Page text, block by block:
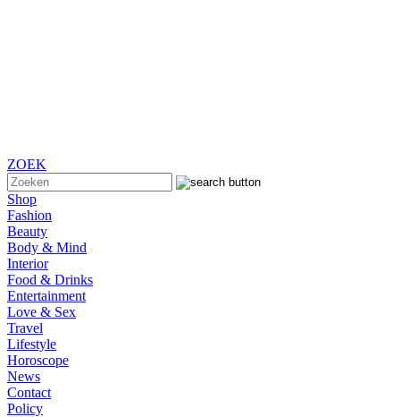
ZOEK
Shop
Fashion
Beauty
Body & Mind
Interior
Food & Drinks
Entertainment
Love & Sex
Travel
Lifestyle
Horoscope
News
Contact
Policy